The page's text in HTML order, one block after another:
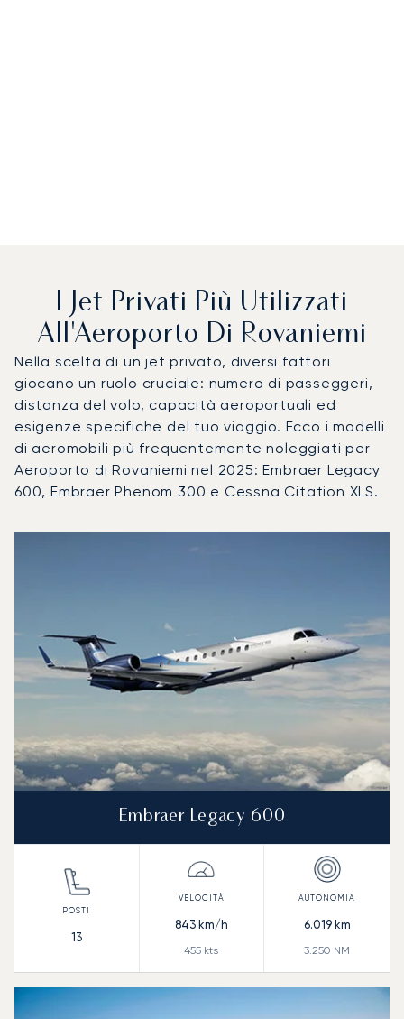
I Jet Privati Più Utilizzati
All'Aeroporto Di Rovaniemi
Nella scelta di un jet privato, diversi fattori
giocano un ruolo cruciale: numero di passeggeri,
distanza del volo, capacità aeroportuali ed
esigenze specifiche del tuo viaggio. Ecco i modelli
di aeromobili più frequentemente noleggiati per
Aeroporto di Rovaniemi nel 2025: Embraer Legacy
600, Embraer Phenom 300 e Cessna Citation XLS.
Embraer Legacy 600
13
843km/h
455 kts
6.019km
3.250 NM